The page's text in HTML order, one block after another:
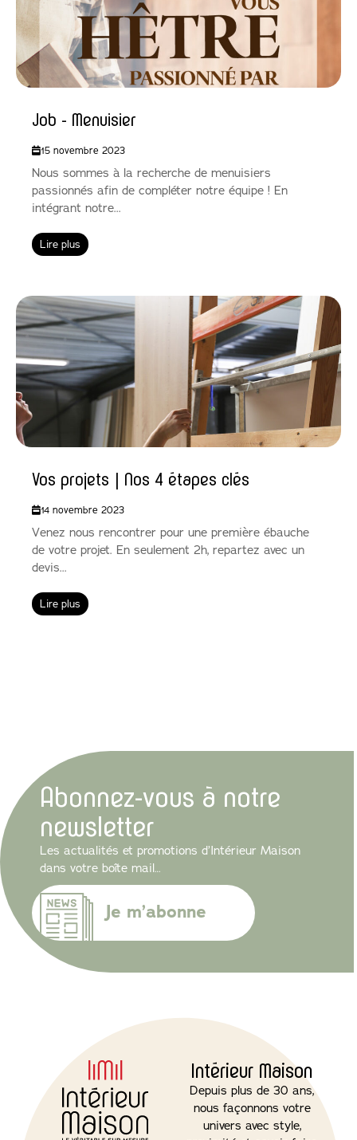
Job - Menuisier
15 novembre 2023
Nous sommes à la recherche de menuisiers
passionnés afin de compléter notre équipe ! En
intégrant notre...
Lire plus
Vos projets | Nos 4 étapes clés
14 novembre 2023
Venez nous rencontrer pour une première ébauche
de votre projet. En seulement 2h, repartez avec un
devis...
Lire plus
Abonnez-vous à notre
newsletter
Les actualités et promotions d’Intérieur Maison
dans votre boîte mail…
Je m’abonne
Intérieur Maison
Depuis plus de 30 ans,
nous façonnons votre
univers avec style,